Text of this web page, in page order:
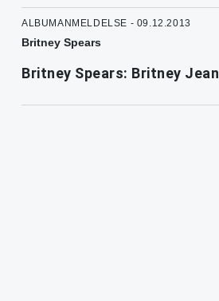
ALBUMANMELDELSE - 09.12.2013
Britney Spears
Britney Spears: Britney Jean